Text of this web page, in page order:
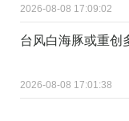
2026-08-08 17:09:02
台风白海豚或重创
2026-08-08 17:01:38